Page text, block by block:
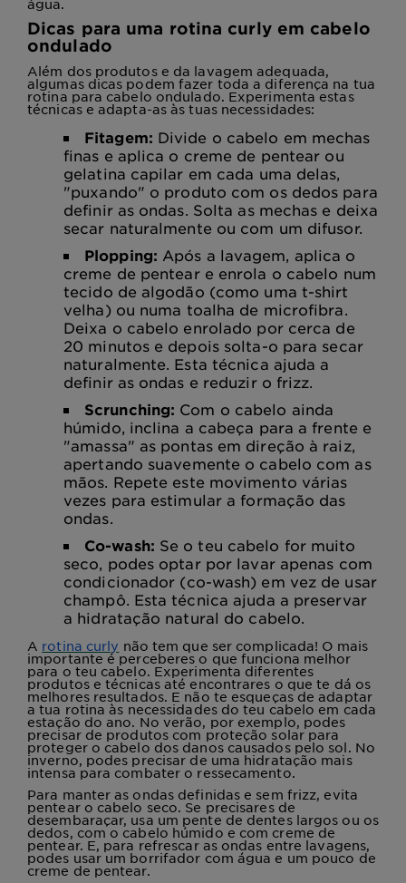
água.
Dicas para uma rotina curly em cabelo
ondulado
Além dos produtos e da lavagem adequada,
algumas dicas podem fazer toda a diferença na tua
rotina para cabelo ondulado. Experimenta estas
técnicas e adapta-as às tuas necessidades:
Fitagem: Divide o cabelo em mechas
finas e aplica o creme de pentear ou
gelatina capilar em cada uma delas,
"puxando" o produto com os dedos para
definir as ondas. Solta as mechas e deixa
secar naturalmente ou com um difusor.
Plopping: Após a lavagem, aplica o
creme de pentear e enrola o cabelo num
tecido de algodão (como uma t-shirt
velha) ou numa toalha de microfibra.
Deixa o cabelo enrolado por cerca de
20 minutos e depois solta-o para secar
naturalmente. Esta técnica ajuda a
definir as ondas e reduzir o frizz.
Scrunching: Com o cabelo ainda
húmido, inclina a cabeça para a frente e
"amassa" as pontas em direção à raiz,
apertando suavemente o cabelo com as
mãos. Repete este movimento várias
vezes para estimular a formação das
ondas.
Co-wash: Se o teu cabelo for muito
seco, podes optar por lavar apenas com
condicionador (co-wash) em vez de usar
champô. Esta técnica ajuda a preservar
a hidratação natural do cabelo.
A rotina curly não tem que ser complicada! O mais
importante é perceberes o que funciona melhor
para o teu cabelo. Experimenta diferentes
produtos e técnicas até encontrares o que te dá os
melhores resultados. E não te esqueças de adaptar
a tua rotina às necessidades do teu cabelo em cada
estação do ano. No verão, por exemplo, podes
precisar de produtos com proteção solar para
proteger o cabelo dos danos causados pelo sol. No
inverno, podes precisar de uma hidratação mais
intensa para combater o ressecamento.
Para manter as ondas definidas e sem frizz, evita
pentear o cabelo seco. Se precisares de
desembaraçar, usa um pente de dentes largos ou os
dedos, com o cabelo húmido e com creme de
pentear. E, para refrescar as ondas entre lavagens,
podes usar um borrifador com água e um pouco de
creme de pentear.